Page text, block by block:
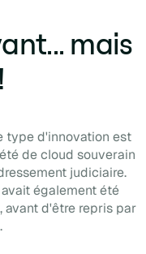
mais
type d'innovation est
de cloud souverain
judiciaire.
également été
avant d'être repris par